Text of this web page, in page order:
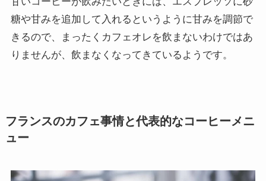
糖や甘みを追加して入れるというように甘みを調節で
きるので、まったくカフェオレを飲まないわけではあ
りませんが、飲まなくなってきているようです。
フランスのカフェ事情と代表的なコーヒーメニ
ュー